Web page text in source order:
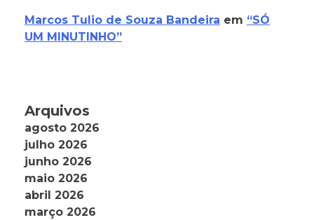
Marcos Tulio de Souza Bandeira em “SÓ
UM MINUTINHO”
Arquivos
agosto 2026
julho 2026
junho 2026
maio 2026
abril 2026
março 2026